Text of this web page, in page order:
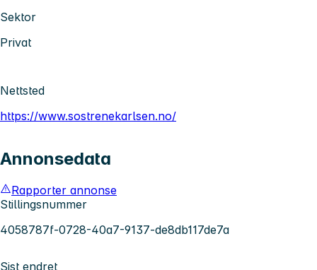
Sektor
Privat
Nettsted
https://www.sostrenekarlsen.no/
Annonsedata
Rapporter annonse
Stillingsnummer
4058787f-0728-40a7-9137-de8db117de7a
Sist endret